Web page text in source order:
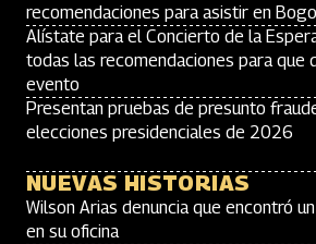
recomendaciones para asistir en
Alístate para el Concierto de la
todas las recomendaciones para que
evento
Presentan pruebas de presunto
elecciones presidenciales de 2026
NUEVAS HISTORIAS
Wilson Arias denuncia que encontró
en su oficina